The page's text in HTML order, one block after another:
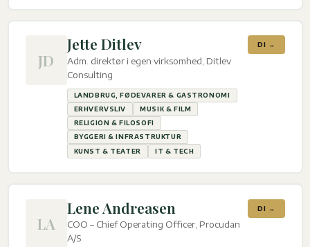
JD
Jette Ditlev
Adm. direktør i egen virksomhed, Ditlev
Consulting
LANDBRUG, FØDEVARER & GASTRONOMI
ERHVERVSLIV
MUSIK & FILM
RELIGION & FILOSOFI
BYGGERI & INFRASTRUKTUR
KUNST & TEATER
IT & TECH
DI →
LA
Lene Andreasen
COO – Chief Operating Officer, Procudan
A/S
DI →